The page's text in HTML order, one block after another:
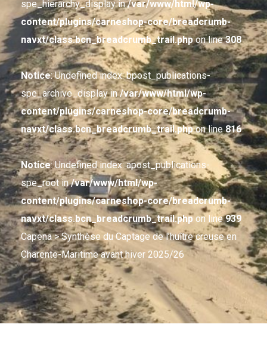
spe_hierarchy_display in/var/www/html/wp-
content/plugins/carneshop-core/breadcrumb-
navxt/class.bcn_breadcrumb_trail.phpon line308
Notice: Undefined index: bpost_publications-
spe_archive_display in/var/www/html/wp-
content/plugins/carneshop-core/breadcrumb-
navxt/class.bcn_breadcrumb_trail.phpon line816
Notice: Undefined index: apost_publications-
spe_root in/var/www/html/wp-
content/plugins/carneshop-core/breadcrumb-
navxt/class.bcn_breadcrumb_trail.phpon line939
Capena> Synthèse du Captage de l’huître creuse en
Charente-Maritime avant hiver 2025/26